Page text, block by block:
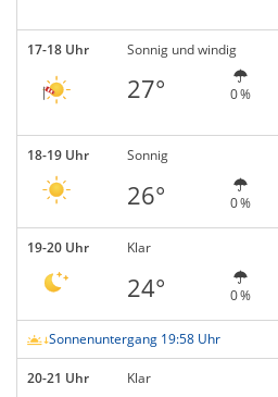
17-18 Uhr Sonnig und windig
27° 0 %
18-19 Uhr Sonnig
26° 0 %
19-20 Uhr Klar
24° 0 %
Sonnenuntergang 19:58 Uhr
20-21 Uhr
Klar